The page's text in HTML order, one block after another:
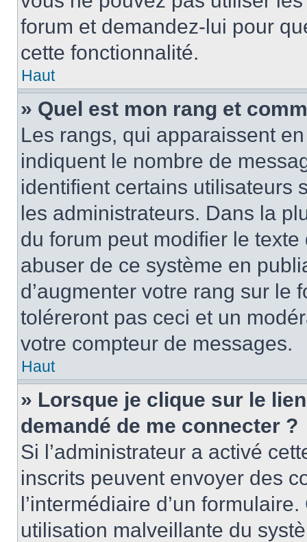
forum et demandez-lui pour
cette fonctionnalité.
Haut
» Quel est mon rang et
Les rangs, qui apparaissent
indiquent le nombre de
identifient certains utilisateurs
les administrateurs. Dans la
du forum peut modifier le
abuser de ce système en
d’augmenter votre rang sur le
toléreront pas ceci et un
votre compteur de messages.
Haut
» Lorsque je clique sur le
demandé de me connecter ?
Si l’administrateur a activé
inscrits peuvent envoyer des
l’intermédiaire d’un
utilisation malveillante du